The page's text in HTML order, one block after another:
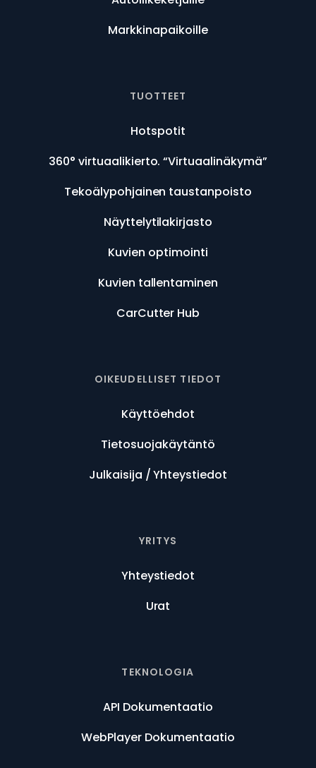
Markkinapaikoille
TUOTTEET
Hotspotit
360° virtuaalikierto. “Virtuaalinäkymä”
Tekoälypohjainen taustanpoisto
Näyttelytilakirjasto
Kuvien optimointi
Kuvien tallentaminen
CarCutter Hub
OIKEUDELLISET TIEDOT
Käyttöehdot
Tietosuojakäytäntö
Julkaisija / Yhteystiedot
YRITYS
Yhteystiedot
Urat
TEKNOLOGIA
API Dokumentaatio
WebPlayer Dokumentaatio